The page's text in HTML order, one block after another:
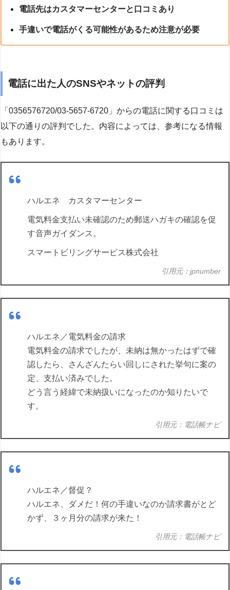
電話先はカスタマーセンターと口コミあり
手違いで電話がくる可能性があるため注意が必要
電話に出た人のSNSやネットの評判
「0356576720/03-5657-6720」からの電話に関する口コミは
以下の通りの評判でした。内容によっては、参考になる情報
もあります。
ハルエネ カスタマーセンター
電気料金支払い未確認のため郵送ハガキの確認を促
す音声ガイダンス。
スマートビリングサービス株式会社
引用元：jpnumber
ハルエネ／電気料金の請求
電気料金の請求でしたが、未納は無かったはずで確
認したら、さんざんたらい回しにされた挙句に案の
定、支払い済みでした。
どう言う経緯で未納扱いになったのか知りたいで
す。
引用元：電話帳ナビ
ハルエネ／督促？
ハルエネ、ダメだ！何の手違いなのか請求書がとど
かず、３ヶ月分の請求が来た！
引用元：電話帳ナビ